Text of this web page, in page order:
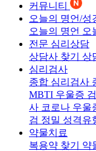
커뮤니티
오늘의 명언/성
오늘의 명언 오
전문 심리상담
상담사 찾기 상
심리검사
종합 심리검사
MBTI 우울증
사 코로나 우울
검 정밀 성격유
약물치료
복용약 찾기 약